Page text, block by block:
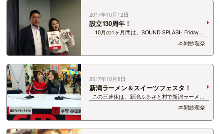
2017年10月12日
設立130周年！
10月の1ヶ月間は、SOUND SPLASH Friday内
で 今年設立130周年を迎えた日本赤十字社新潟県
支部の活動などにスポットを当ててお届けしま
す。 赤十字ってそもそも？ …
本間紗理奈
2017年10月9日
新潟ラーメン＆スイーツフェスタ！
この三連休は、新潟ふるさと村で新潟ラーメン
＆スイーツフェスタ！ 私は日曜日と、月曜日祝日
の午前中のみ参加させていただきました～！
日曜日はカマーシャと！ &nbsp…
本間紗理奈